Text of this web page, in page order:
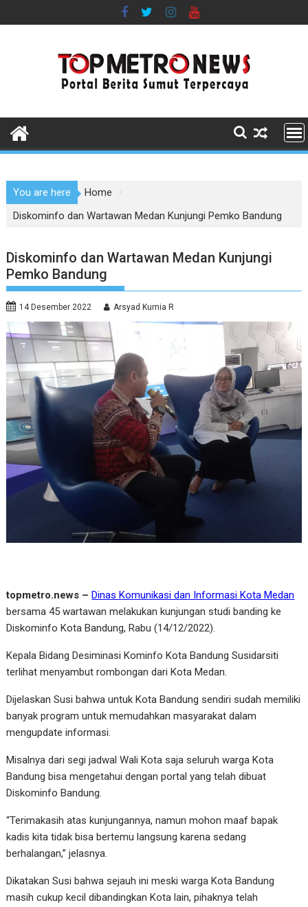
to
You are here
Home
Diskominfo dan Wartawan Medan Kunjungi Pemko Bandung
Diskominfo dan Wartawan Medan Kunjungi
Pemko Bandung
14 Desember 2022 Arsyad Kurnia R
topmetro.news – Dinas Komunikasi dan Informasi Kota Medan
bersama 45 wartawan melakukan kunjungan studi banding ke
Diskominfo Kota Bandung, Rabu (14/12/2022).
Kepala Bidang Desiminasi Kominfo Kota Bandung Susidarsiti
terlihat menyambut rombongan dari Kota Medan.
Dijelaskan Susi bahwa untuk Kota Bandung sendiri sudah memiliki
banyak program untuk memudahkan masyarakat dalam
mengupdate informasi.
Misalnya dari segi jadwal Wali Kota saja seluruh warga Kota
Bandung bisa mengetahui dengan portal yang telah dibuat
Diskominfo Bandung.
“Terimakasih atas kunjungannya, namun mohon maaf bapak
kadis kita tidak bisa bertemu langsung karena sedang
berhalangan,” jelasnya.
Dikatakan Susi bahwa sejauh ini meski warga Kota Bandung
masih cukup kecil dibandingkan Kota lain, pihaknya telah